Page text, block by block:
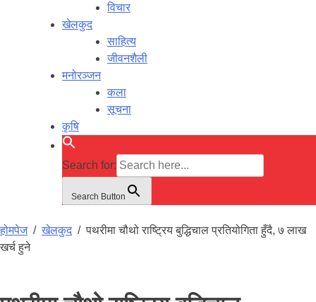
विचार
खेलकुद
साहित्य
जीवनशैली
मनोरञ्जन
कला
सूचना
कृषि
Search for:
Search Button
होमपेज/खेलकुद/पथरीमा चौथो राष्ट्रिय बुद्धिचाल प्रतियोगिता हुँदै, ७ लाख
खर्च हुने